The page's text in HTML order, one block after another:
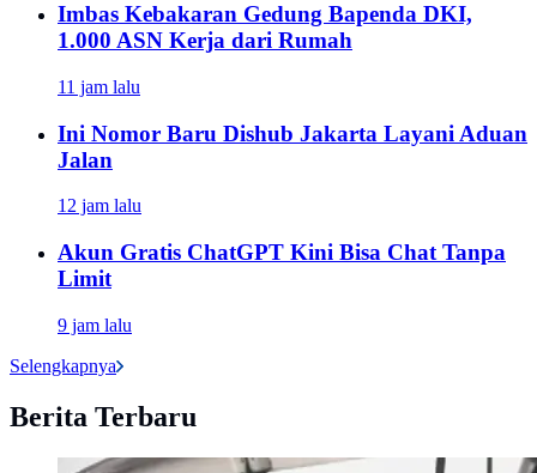
Imbas Kebakaran Gedung Bapenda DKI,
1.000 ASN Kerja dari Rumah
11 jam lalu
Ini Nomor Baru Dishub Jakarta Layani Aduan
Jalan
12 jam lalu
Akun Gratis ChatGPT Kini Bisa Chat Tanpa
Limit
9 jam lalu
Selengkapnya
Berita Terbaru